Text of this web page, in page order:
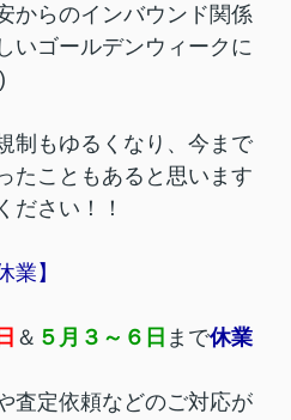
からのインバウンド関係
いゴールデンウィークに
制もゆるくなり、今まで
たこともあると思います
ださい！！
業】
＆ ５月３～６日 まで休業
査定依頼などのご対応が